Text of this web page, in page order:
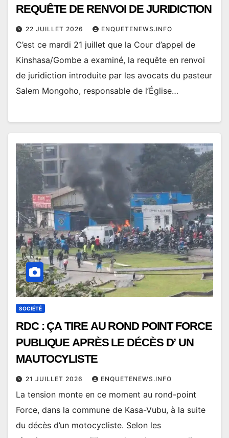
REQUÊTE DE RENVOI DE JURIDICTION
22 JUILLET 2026 ENQUETENEWS.INFO
C’est ce mardi 21 juillet que la Cour d’appel de
Kinshasa/Gombe a examiné, la requête en renvoi
de juridiction introduite par les avocats du pasteur
Salem Mongoho, responsable de l’Église…
SOCIÉTÉ
RDC : ÇA TIRE AU ROND POINT FORCE
PUBLIQUE APRÈS LE DÉCÈS D’ UN
MAUTOCYLISTE
21 JUILLET 2026 ENQUETENEWS.INFO
La tension monte en ce moment au rond-point
Force, dans la commune de Kasa-Vubu, à la suite
du décès d’un motocycliste. Selon les